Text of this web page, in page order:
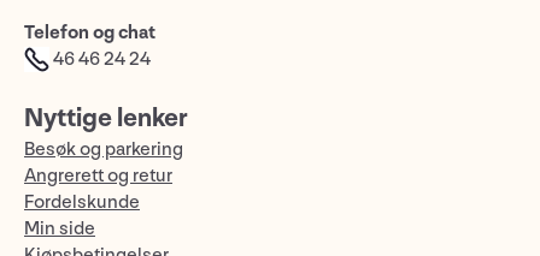
Telefon og chat
46 46 24 24
Nyttige lenker
Besøk og parkering
Angrerett og retur
Fordelskunde
Min side